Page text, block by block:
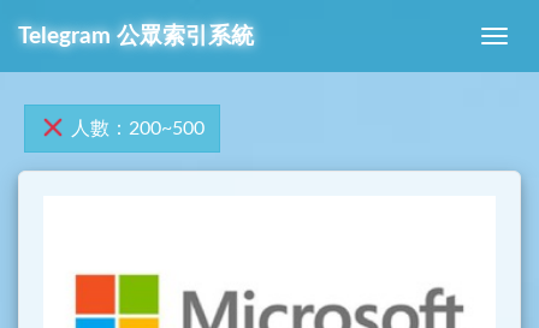
Telegram 公眾索引系統
人數：200~500